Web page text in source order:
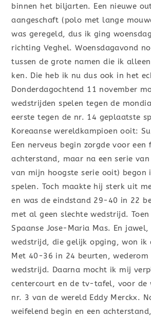
binnen het biljarten. Een nieuwe
aangeschaft (polo met lange
was geregeld, dus ik ging
richting Veghel. Woensdagavond
tussen de grote namen die ik
ken. Die heb ik nu dus ook in het
Donderdagochtend 11 november
wedstrijden spelen tegen de
eerste tegen de nr. 14 geplaatste
Koreaanse wereldkampioen ooit:
Een nerveus begin zorgde voor een
achterstand, maar na een serie
van mijn hoogste serie ooit) begon
spelen. Toch maakte hij sterk uit
en was de eindstand 29-40 in 22
met al geen slechte wedstrijd.
Spaanse Jose-Maria Mas. En jawel,
wedstrijd, die gelijk opging, won ik
Met 40-36 in 24 beurten, wederom
wedstrijd. Daarna mocht ik mij
centercourt en de tv-tafel, voor de
nr. 3 van de wereld Eddy Merckx.
weifelend begin en een